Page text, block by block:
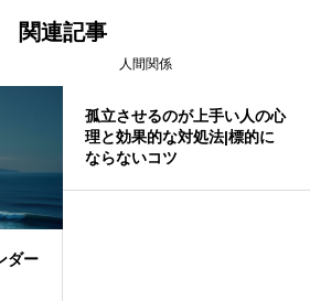
関連記事
ダー
人間関係
孤立させるのが上手い人の心
理と効果的な対処法|標的に
ならないコツ